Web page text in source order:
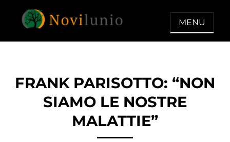
NOVILUNIO
Un aiuto con concreto dopo la
MENU
FRANK PARISOTTO: “NON
SIAMO LE NOSTRE
MALATTIE”